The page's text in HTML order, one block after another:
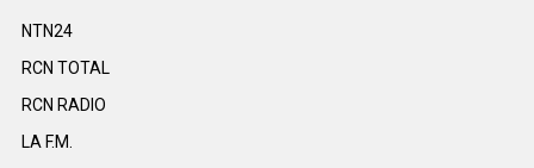
NTN24
RCN TOTAL
RCN RADIO
LA F.M.